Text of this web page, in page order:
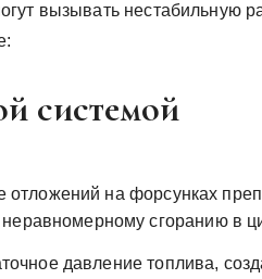
вызывать нестабильную
системой
отложений на форсунках
сгоранию в
давление топлива,